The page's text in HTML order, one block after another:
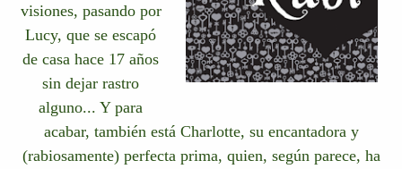
visiones, pasando por
Lucy, que se escapó
de casa hace 17 años
sin dejar rastro
alguno... Y para
acabar, también está Charlotte, su encantadora y
(rabiosamente) perfecta prima, quien, según parece, ha